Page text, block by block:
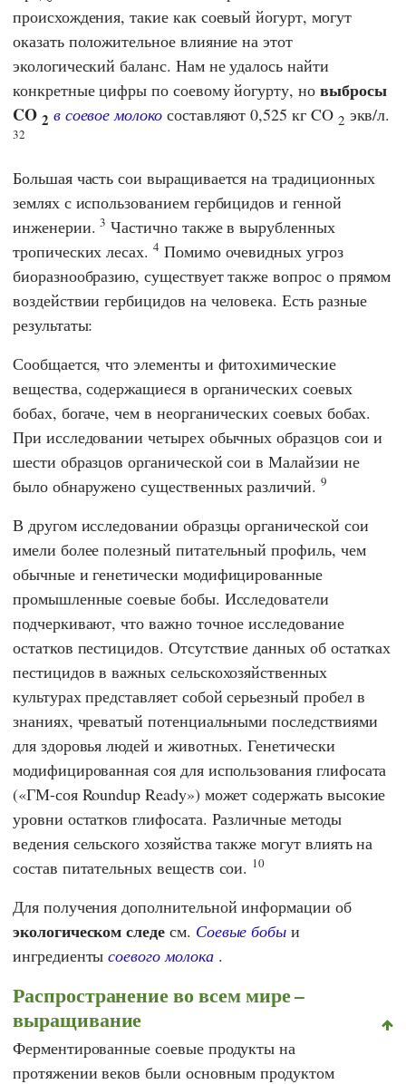
происхождения, такие как соевый йогурт, могут
оказать положительное влияние на этот
экологический баланс. Нам не удалось найти
конкретные цифры по соевому йогурту, но выбросы
CO 2 в соевое молокосоставляют 0,525 кг CO 2 экв/л.
32
Большая часть сои выращивается на традиционных
землях с использованием гербицидов и генной
инженерии.3 Частично также в вырубленных
тропических лесах. 4 Помимо очевидных угроз
биоразнообразию, существует также вопрос о прямом
воздействии гербицидов на человека. Есть разные
результаты:
Сообщается, что элементы и фитохимические
вещества, содержащиеся в органических соевых
бобах, богаче, чем в неорганических соевых бобах.
При исследовании четырех обычных образцов сои и
шести образцов органической сои в Малайзии не
было обнаружено существенных различий. 9
В другом исследовании образцы органической сои
имели более полезный питательный профиль, чем
обычные и генетически модифицированные
промышленные соевые бобы. Исследователи
подчеркивают, что важно точное исследование
остатков пестицидов. Отсутствие данных об остатках
пестицидов в важных сельскохозяйственных
культурах представляет собой серьезный пробел в
знаниях, чреватый потенциальными последствиями
для здоровья людей и животных. Генетически
модифицированная соя для использования глифосата
(«ГМ-соя Roundup Ready») может содержать высокие
уровни остатков глифосата. Различные методы
ведения сельского хозяйства также могут влиять на
состав питательных веществ сои. 10
Для получения дополнительной информации об
экологическом следесм. Соевые бобы и
ингредиентысоевого молока.
Распространение во всем мире –
выращивание
Ферментированные соевые продукты на
протяжении веков были основным продуктом